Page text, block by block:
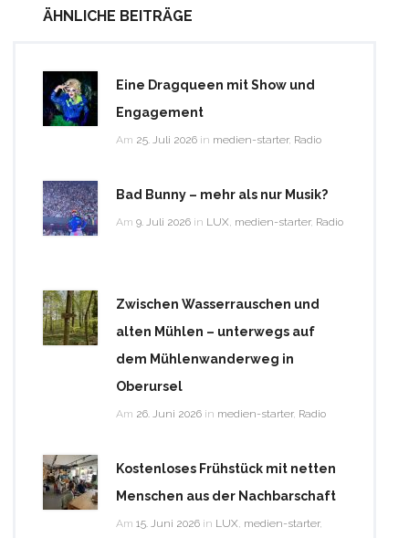
ÄHNLICHE BEITRÄGE
Eine Dragqueen mit Show und
Engagement
Am 25. Juli 2026 in medien-starter, Radio
Bad Bunny – mehr als nur Musik?
Am 9. Juli 2026 in LUX, medien-starter, Radio
Zwischen Wasserrauschen und
alten Mühlen – unterwegs auf
dem Mühlenwanderweg in
Oberursel
Am 26. Juni 2026 in medien-starter, Radio
Kostenloses Frühstück mit netten
Menschen aus der Nachbarschaft
Am 15. Juni 2026 in LUX, medien-starter,